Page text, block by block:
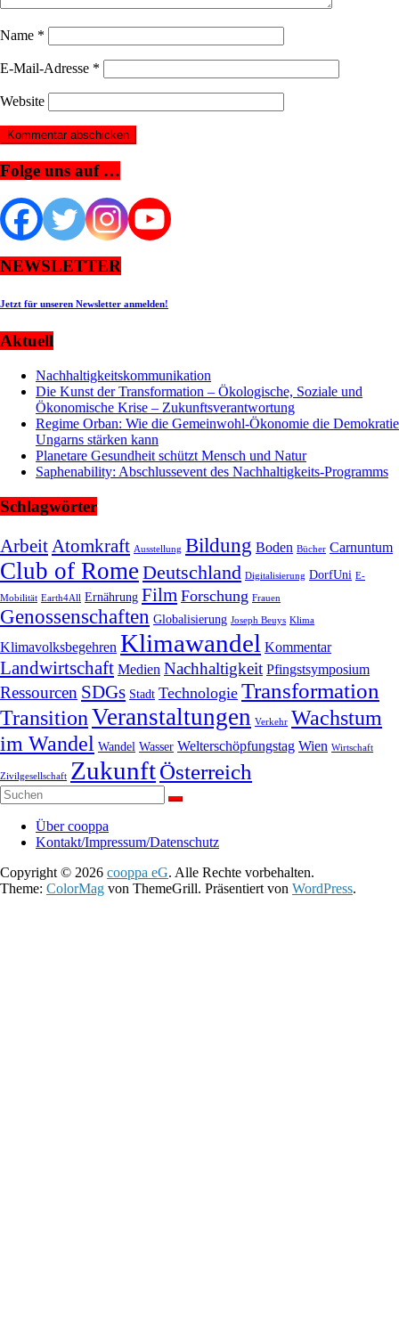
Name *
E-Mail-Adresse *
Website
Folge uns auf …
NEWSLETTER
Jetzt für unseren Newsletter anmelden!
Aktuell
Nachhaltigkeitskommunikation
Die Kunst der Transformation – Ökologische, Soziale und
Ökonomische Krise – Zukunftsverantwortung
Regime Orban: Wie die Gemeinwohl-Ökonomie die Demokratie
Ungarns stärken kann
Planetare Gesundheit schützt Mensch und Natur
Saphenability: Abschlussevent des Nachhaltigkeits-Programms
Schlagwörter
Arbeit Atomkraft Ausstellung Bildung Boden Bücher Carnuntum
Club of Rome Deutschland Digitalisierung DorfUni E-
Mobilität Earth4All Ernährung Film Forschung Frauen
Genossenschaften Globalisierung Joseph Beuys Klima
Klimavolksbegehren Klimawandel Kommentar
Landwirtschaft Medien Nachhaltigkeit Pfingstsymposium
Ressourcen SDGs Stadt Technologie Transformation
TransitionVeranstaltungen Verkehr Wachstum
im Wandel Wandel Wasser Welterschöpfungstag Wien Wirtschaft
Zivilgesellschaft ZukunftÖsterreich
Über cooppa
Kontakt/Impressum/Datenschutz
Copyright © 2026 cooppa eG. Alle Rechte vorbehalten.
Theme: ColorMag von ThemeGrill. Präsentiert von WordPress.